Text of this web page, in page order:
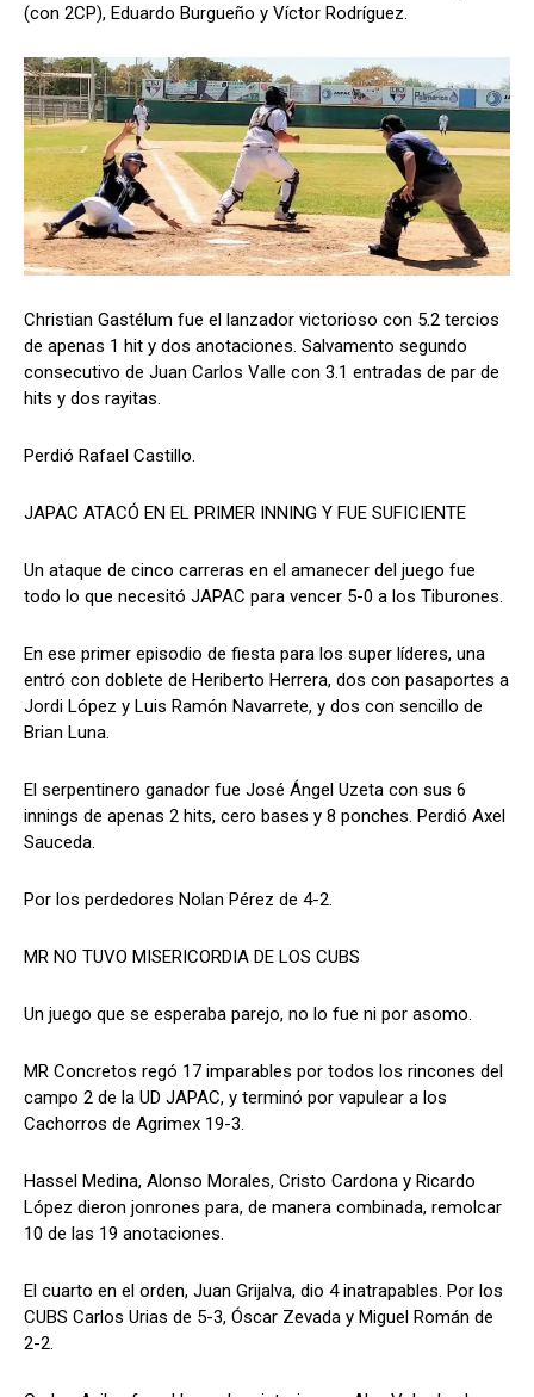
(con 2CP), Eduardo Burgueño y Víctor Rodríguez.
Christian Gastélum fue el lanzador victorioso con 5.2 tercios
de apenas 1 hit y dos anotaciones. Salvamento segundo
consecutivo de Juan Carlos Valle con 3.1 entradas de par de
hits y dos rayitas.
Perdió Rafael Castillo.
JAPAC ATACÓ EN EL PRIMER INNING Y FUE SUFICIENTE
Un ataque de cinco carreras en el amanecer del juego fue
todo lo que necesitó JAPAC para vencer 5-0 a los Tiburones.
En ese primer episodio de fiesta para los super líderes, una
entró con doblete de Heriberto Herrera, dos con pasaportes a
Jordi López y Luis Ramón Navarrete, y dos con sencillo de
Brian Luna.
El serpentinero ganador fue José Ángel Uzeta con sus 6
innings de apenas 2 hits, cero bases y 8 ponches. Perdió Axel
Sauceda.
Por los perdedores Nolan Pérez de 4-2.
MR NO TUVO MISERICORDIA DE LOS CUBS
Un juego que se esperaba parejo, no lo fue ni por asomo.
MR Concretos regó 17 imparables por todos los rincones del
campo 2 de la UD JAPAC, y terminó por vapulear a los
Cachorros de Agrimex 19-3.
Hassel Medina, Alonso Morales, Cristo Cardona y Ricardo
López dieron jonrones para, de manera combinada, remolcar
10 de las 19 anotaciones.
El cuarto en el orden, Juan Grijalva, dio 4 inatrapables. Por los
CUBS Carlos Urias de 5-3, Óscar Zevada y Miguel Román de
2-2.